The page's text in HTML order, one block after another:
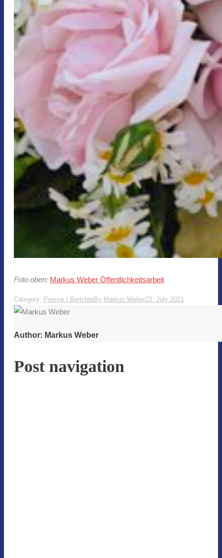
Foto oben: Markus Weber Öffentlichkeitsarbeit
Category: Presse / BerichteBy Markus Weber23. July 2021
Author: Markus Weber
Post navigation